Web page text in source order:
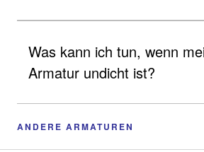
Was kann ich tun, wenn
Armatur undicht ist?
ANDERE ARMATUREN